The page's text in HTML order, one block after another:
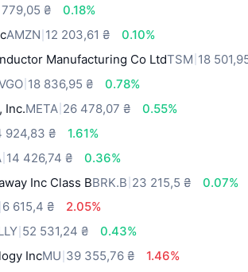
₴
0.18%
AMZN 12 203,61 ₴
0.10%
Manufacturing Co LtdTSM 18
18 836,95 ₴
0.78%
Inc.META 26 478,07 ₴
0.55%
924,83 ₴
1.61%
14 426,74 ₴
0.36%
Inc Class BBRK.B 23 215,5 ₴
0.07%
6 615,4 ₴
2.05%
52 531,24 ₴
0.43%
IncMU 39 355,76 ₴
1.46%